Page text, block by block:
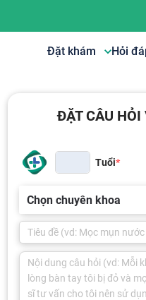
Đặt khám Hỏi
ĐẶT CÂU HỎI
Tuổi
Chọn chuyên khoa